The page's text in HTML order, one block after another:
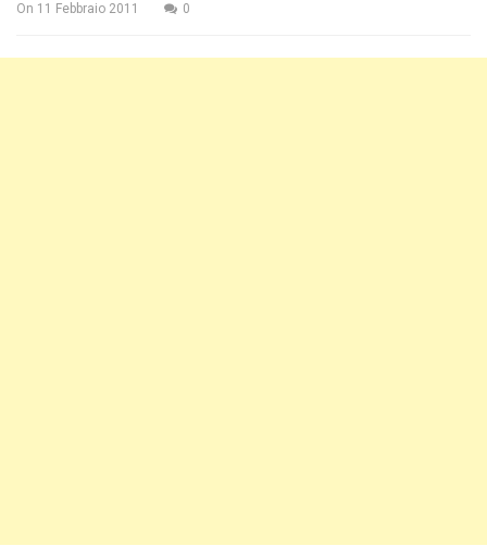
On 11 Febbraio 2011 0